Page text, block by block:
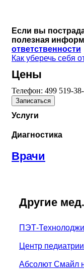
Если вы
полезная
ответственности
Как уберечь себя
Цены
Телефон: 499 519-
Записаться
Услуги
Диагностика
Врачи
Другие
ПЭТ-Технолоджи
Центр
Абсолют Смайл